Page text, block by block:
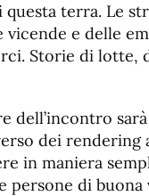
terra. Le
e delle
Storie di lotte,
dell’incontro
dei rendering
in maniera
persone di buona